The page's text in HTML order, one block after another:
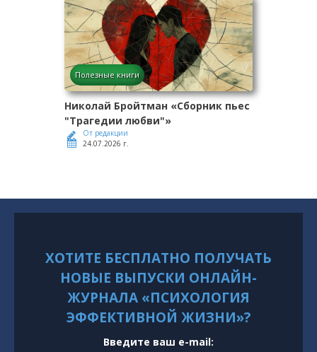
Полезные книги
Николай Бройтман «Сборник пьес
"Трагедии любви"»
От редакции
24.07.2026 г.
ХОТИТЕ БЕСПЛАТНО ПОЛУЧАТЬ
НОВЫЕ ВЫПУСКИ ОНЛАЙН-
ЖУРНАЛА «ПСИХОЛОГИЯ
ЭФФЕКТИВНОЙ ЖИЗНИ»?
Введите ваш e-mail: